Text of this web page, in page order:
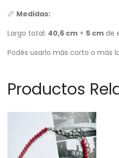
📏 Medidas:
Largo total: 40,6 cm + 5 cm de
Podés usarlo más corto o más
Productos